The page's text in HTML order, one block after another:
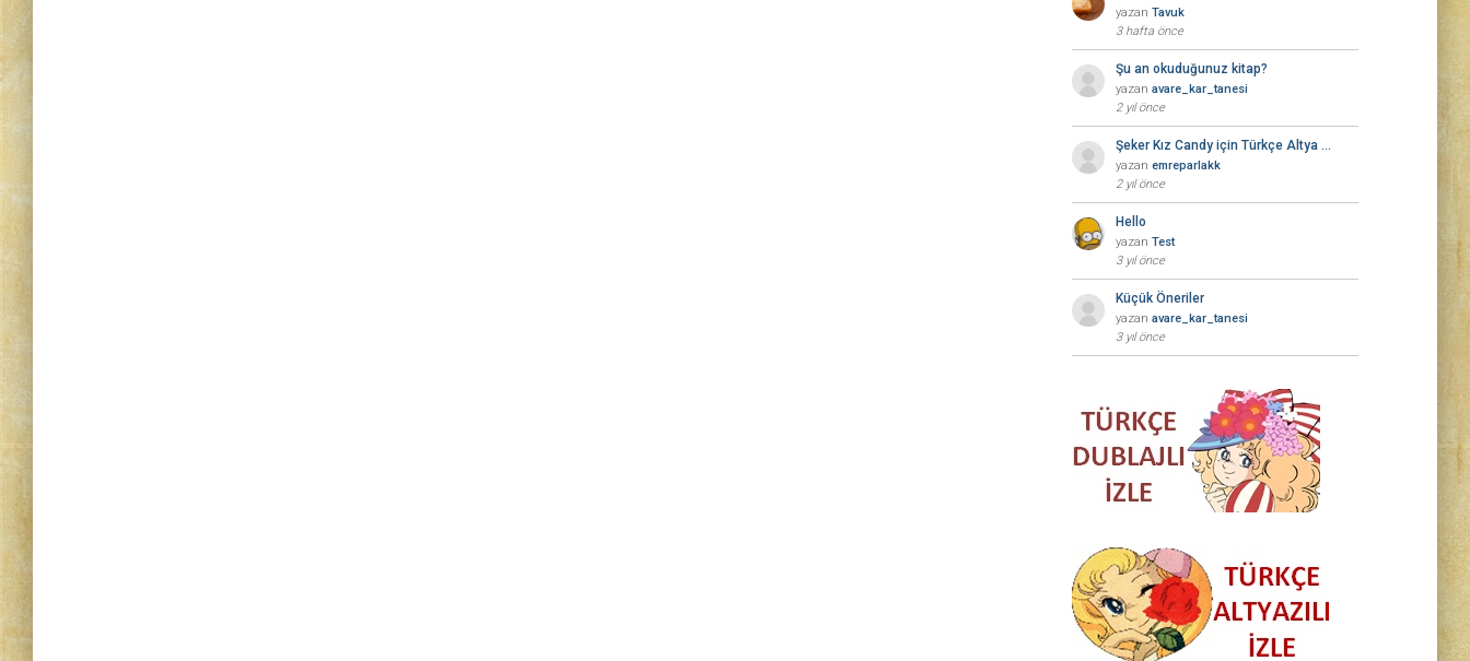
yazan Tavuk
3 hafta önce
Şu an okuduğunuz kitap?
yazan avare_kar_tanesi
2 yıl önce
Şeker Kız Candy için Türkçe Altya …
yazan emreparlakk
2 yıl önce
Hello
yazan Test
3 yıl önce
Küçük Öneriler
yazan avare_kar_tanesi
3 yıl önce